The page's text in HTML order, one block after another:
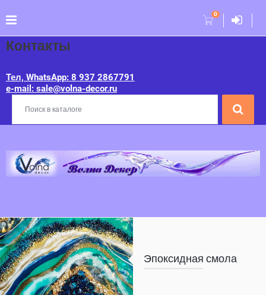
0
Контакты
Тел, WhatsApp: 8 937 2867791
e-mail: sale@volna-decor.ru
Эпоксидная смола